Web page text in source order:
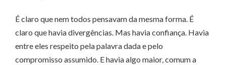
É claro que nem todos pensavam da mesma forma. É
claro que havia divergências. Mas havia confiança. Havia
entre eles respeito pela palavra dada e pelo
compromisso assumido. E havia algo maior, comum a